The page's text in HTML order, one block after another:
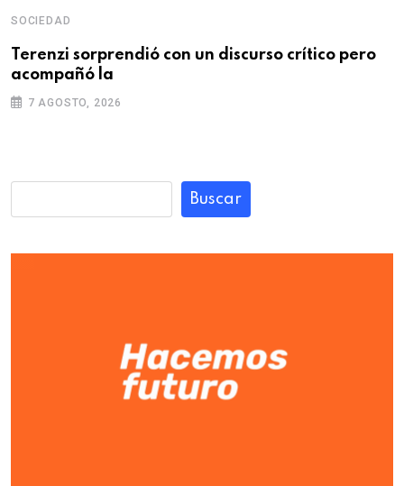
SOCIEDAD
Terenzi sorprendió con un discurso crítico pero
acompañó la
7 AGOSTO, 2026
Buscar